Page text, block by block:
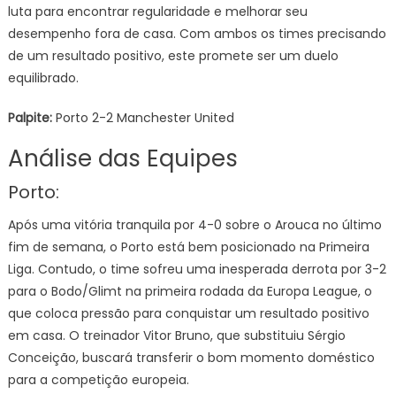
luta para encontrar regularidade e melhorar seu
desempenho fora de casa. Com ambos os times precisando
de um resultado positivo, este promete ser um duelo
equilibrado.
Palpite:Porto 2-2 Manchester United
Análise das Equipes
Porto:
Após uma vitória tranquila por 4-0 sobre o Arouca no último
fim de semana, o Porto está bem posicionado na Primeira
Liga. Contudo, o time sofreu uma inesperada derrota por 3-2
para o Bodo/Glimt na primeira rodada da Europa League, o
que coloca pressão para conquistar um resultado positivo
em casa. O treinador Vitor Bruno, que substituiu Sérgio
Conceição, buscará transferir o bom momento doméstico
para a competição europeia.